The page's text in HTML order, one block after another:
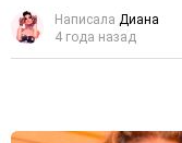
Написала Диана
4 года назад